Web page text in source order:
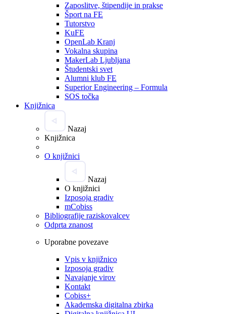
Zaposlitve, štipendije in prakse
Šport na FE
Tutorstvo
KuFE
OpenLab Kranj
Vokalna skupina
MakerLab Ljubljana
Študentski svet
Alumni klub FE
Superior Engineering – Formula
SOS točka
Knjižnica
Nazaj
Knjižnica
O knjižnici
Nazaj
O knjižnici
Izposoja gradiv
mCobiss
Bibliografije raziskovalcev
Odprta znanost
Uporabne povezave
Vpis v knjižnico
Izposoja gradiv
Navajanje virov
Kontakt
Cobiss+
Akademska digitalna zbirka